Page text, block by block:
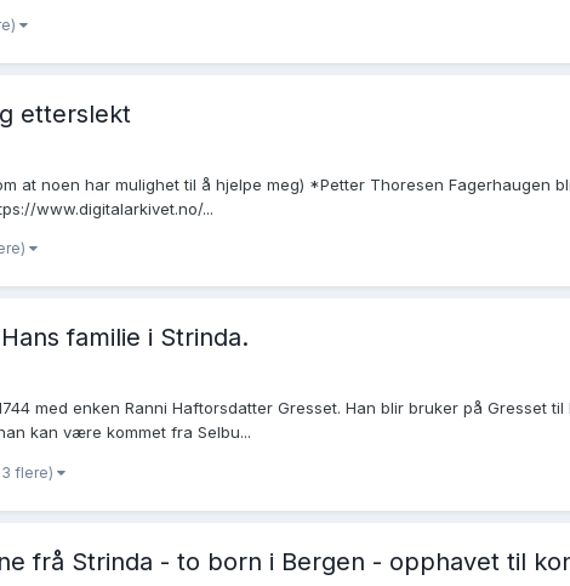
etterslekt
at noen har mulighet til å hjelpe meg) *Petter Thoresen Fagerhaugen
www.digitalarkivet.no/...
familie i Strinda.
med enken Ranni Haftorsdatter Gresset. Han blir bruker på Gresset
kan være kommet fra Selbu...
flere)
frå Strinda - to born i Bergen - opphavet til